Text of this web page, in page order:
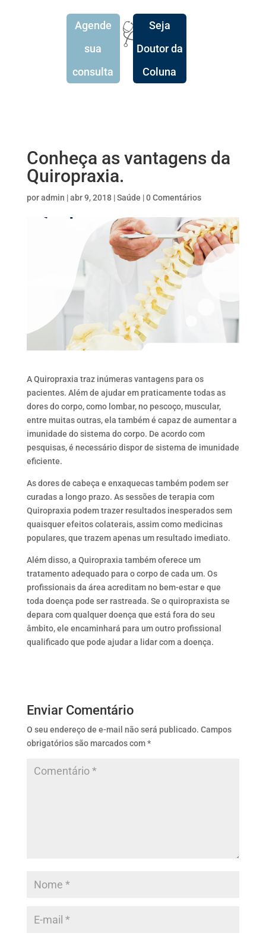
Agende
sua
consulta
🩺
Seja
Doutor da
Coluna
Conheça as vantagens da
Quiropraxia.
poradmin |abr 9, 2018|Saúde |0 Comentários
A Quiropraxia traz inúmeras vantagens para os
pacientes. Além de ajudar em praticamente todas as
dores do corpo, como lombar, no pescoço, muscular,
entre muitas outras, ela também é capaz de aumentar a
imunidade do sistema do corpo. De acordo com
pesquisas, é necessário dispor de sistema de imunidade
eficiente.
As dores de cabeça e enxaquecas também podem ser
curadas a longo prazo. As sessões de terapia com
Quiropraxia podem trazer resultados inesperados sem
quaisquer efeitos colaterais, assim como medicinas
populares, que trazem apenas um resultado imediato.
Além disso, a Quiropraxia também oferece um
tratamento adequado para o corpo de cada um. Os
profissionais da área acreditam no bem-estar e que
toda doença pode ser rastreada. Se o quiropraxista se
depara com qualquer doença que está fora do seu
âmbito, ele encaminhará para um outro profissional
qualificado que pode ajudar a lidar com a doença.
Enviar Comentário
O seu endereço de e-mail não será publicado. Campos
obrigatórios são marcados com*